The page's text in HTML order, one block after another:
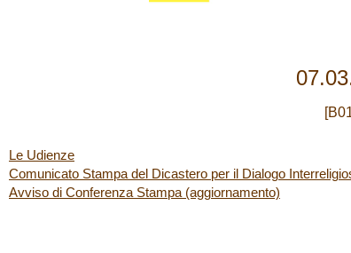
Le Udienze
Comunicato Stampa del Dicastero per il Dialogo
Avviso di Conferenza Stampa (aggiornamento)